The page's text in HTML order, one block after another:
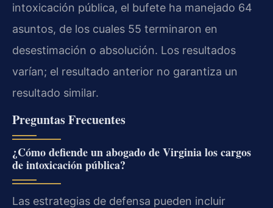
intoxicación pública, el bufete ha manejado 64
asuntos, de los cuales 55 terminaron en
desestimación o absolución. Los resultados
varían; el resultado anterior no garantiza un
resultado similar.
Preguntas Frecuentes
¿Cómo defiende un abogado de Virginia los cargos
de intoxicación pública?
Las estrategias de defensa pueden incluir